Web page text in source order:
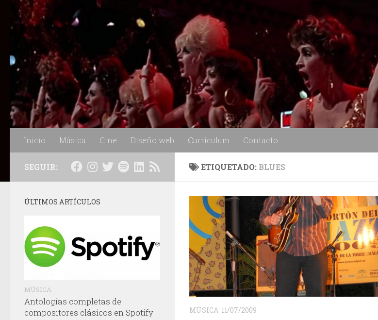
Saltar al contenido
Inicio Música Cine Diseño web Currículum Contacto
ETIQUETADO: BLUES
MÚSICA 11/07/2009
SEGUIR:
ÚLTIMOS ARTÍCULOS
MÚSICA
Antologías completas de
compositores clásicos en Spotify